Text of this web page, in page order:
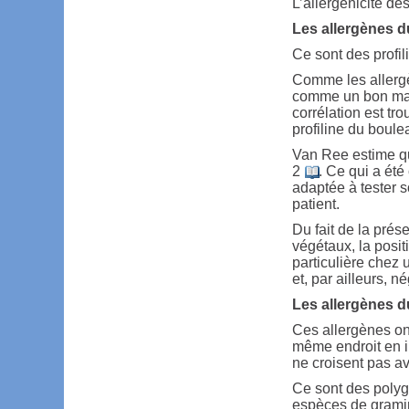
L’allergénicité
Les allergènes
Ce sont des
Comme les
comme un bon
corrélation est
profiline du
Van Ree estime
2
. Ce qui a
adaptée à tester
patient.
Du fait de la
végétaux, la
particulière chez
et, par ailleurs,
Les allergènes
Ces allergènes
même endroit en
ne croisent pas
Ce sont des
espèces de